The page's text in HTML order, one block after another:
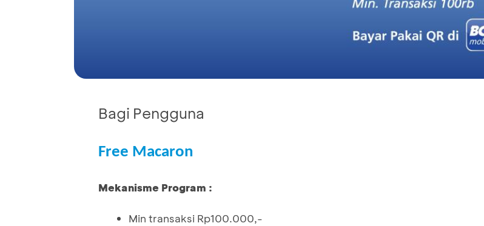
Bagi Pengguna
Free Macaron
Mekanisme Program :
Min transaksi Rp100.000,-